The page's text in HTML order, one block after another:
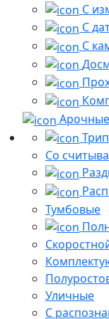
С
С
С
Со
Тумбовые
Уличные
С